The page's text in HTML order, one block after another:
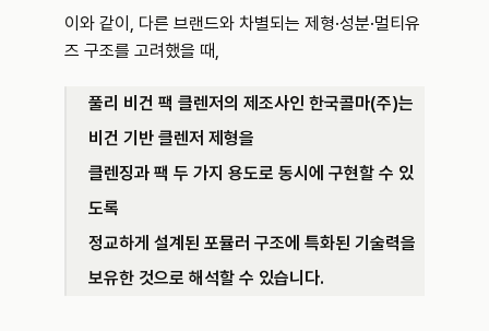
이와 같이, 다른 브랜드와 차별되는 제형·성분·멀티유
즈 구조를 고려했을 때,
풀리 비건 팩 클렌저의 제조사인 한국콜마(주)는
비건 기반 클렌저 제형을
클렌징과 팩 두 가지 용도로 동시에 구현할 수 있
도록
정교하게 설계된 포뮬러 구조에 특화된 기술력을
보유한 것으로 해석할 수 있습니다.